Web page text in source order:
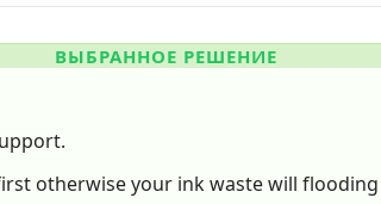
ВЫБРАННОЕ РЕШЕНИЕ
otherwise your ink waste will